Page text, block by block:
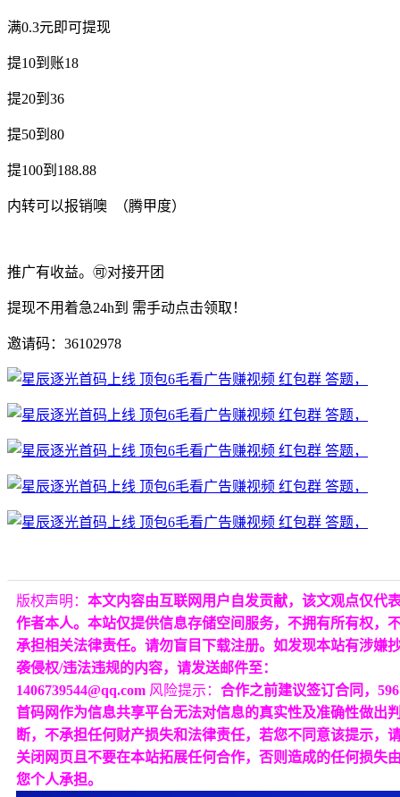
满0.3元即可提现
提10到账18
提20到36
提50到80
提100到188.88
内转可以报销噢 （腾甲度）
推广有收益。🉑对接开团
提现不用着急24h到 需手动点击领取！
邀请码：36102978
版权声明： 本文内容由互联网用户自发贡献，该文观点仅代
作者本人。本站仅提供信息存储空间服务，不拥有所有权，
承担相关法律责任。请勿盲目下载注册。如发现本站有涉嫌
袭侵权/违法违规的内容，请发送邮件至：
1406739544@qq.com 风险提示： 合作之前建议签订合同，596
首码网作为信息共享平台无法对信息的真实性及准确性做出
断，不承担任何财产损失和法律责任，若您不同意该提示，
关闭网页且不要在本站拓展任何合作，否则造成的任何损失
您个人承担。